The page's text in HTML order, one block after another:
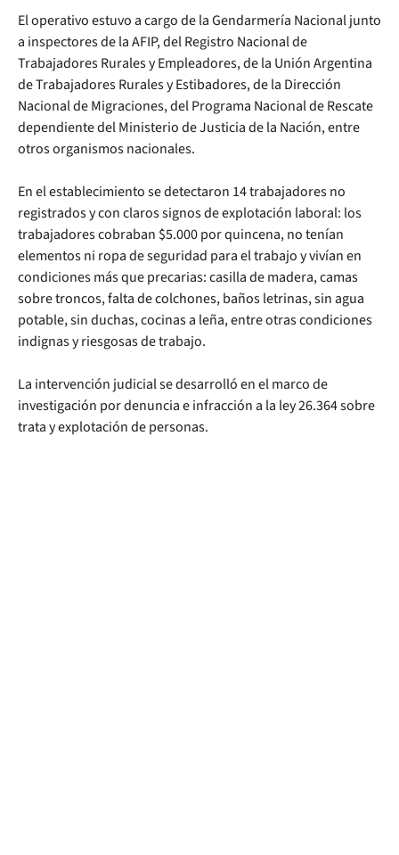
El operativo estuvo a cargo de la Gendarmería Nacional junto
a inspectores de la AFIP, del Registro Nacional de
Trabajadores Rurales y Empleadores, de la Unión Argentina
de Trabajadores Rurales y Estibadores, de la Dirección
Nacional de Migraciones, del Programa Nacional de Rescate
dependiente del Ministerio de Justicia de la Nación, entre
otros organismos nacionales.
En el establecimiento se detectaron 14 trabajadores no
registrados y con claros signos de explotación laboral: los
trabajadores cobraban $5.000 por quincena, no tenían
elementos ni ropa de seguridad para el trabajo y vivían en
condiciones más que precarias: casilla de madera, camas
sobre troncos, falta de colchones, baños letrinas, sin agua
potable, sin duchas, cocinas a leña, entre otras condiciones
indignas y riesgosas de trabajo.
La intervención judicial se desarrolló en el marco de
investigación por denuncia e infracción a la ley 26.364 sobre
trata y explotación de personas.